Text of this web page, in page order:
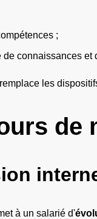
;
de connaissances et
les
de
à un salarié d'